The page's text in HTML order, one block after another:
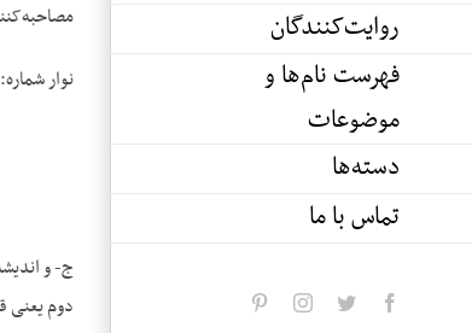
روایت‌کنندگان
فهرست نام‌ها و
موضوعات
دسته‌ها
تماس با ما
facebook
twitter
instagram
نوار شماره: ۴
ج- و